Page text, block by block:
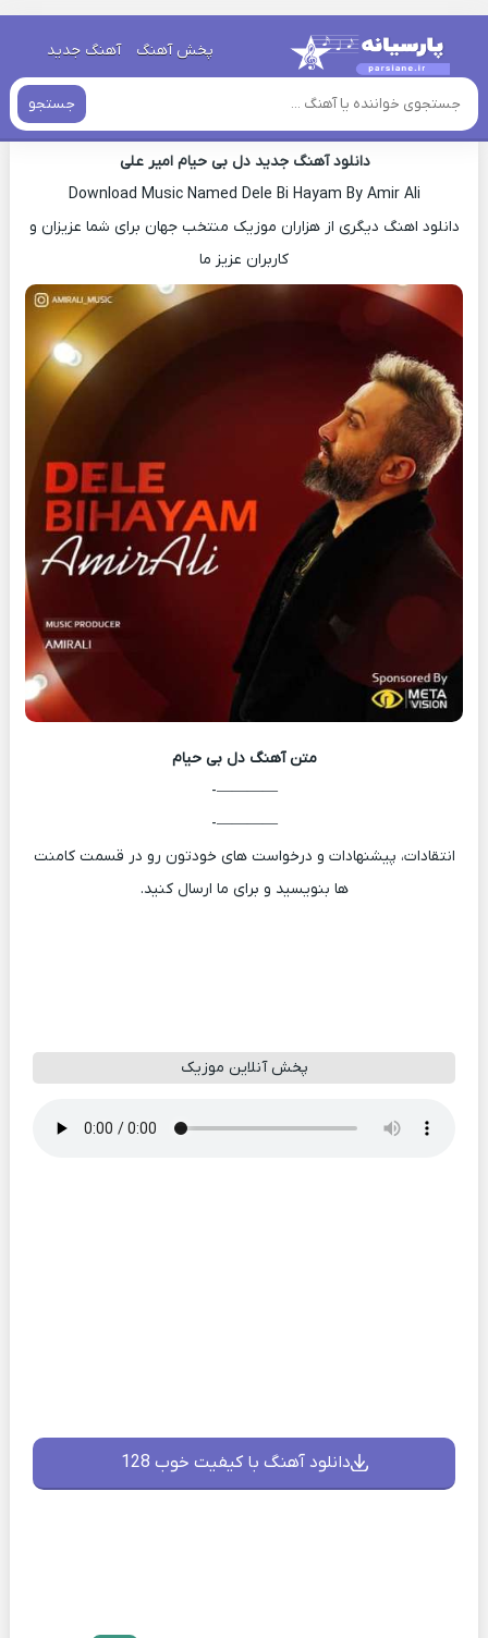
پخش آهنگ آهنگ جدید
جستجو
خانه » دانلود آهنگ جدید
اهنگ امیر علی دل بی حیام جدید
دانلود آهنگ جدید دل بی حیام امیر علی
Download Music Named Dele Bi Hayam By Amir Ali
دانلود اهنگ دیگری از هزاران موزیک منتخب جهان برای شما عزیزان و
کاربران عزیز ما
متن آهنگ دل بی حیام
————-
————-
انتقادات، پیشنهادات و درخواست های خودتون رو در قسمت کامنت
ها بنویسید و برای ما ارسال کنید.
پخش آنلاین موزیک
دانلود آهنگ با کیفیت خوب 128